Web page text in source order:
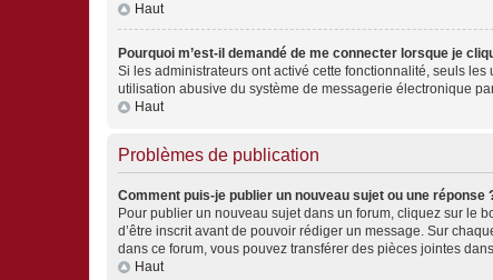
Haut
Pourquoi m’est-il demandé de me connecter lorsque je
Si les administrateurs ont activé cette fonctionnalité, seuls
utilisation abusive du système de messagerie électronique
Haut
Problèmes de publication
Comment puis-je publier un nouveau sujet ou une réponse
Pour publier un nouveau sujet dans un forum, cliquez sur le
d’être inscrit avant de pouvoir rédiger un message. Sur
dans ce forum, vous pouvez transférer des pièces jointes
Haut